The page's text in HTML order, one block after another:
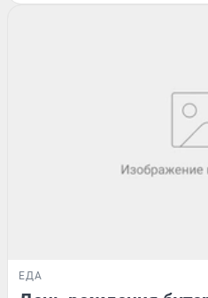
ЕДА